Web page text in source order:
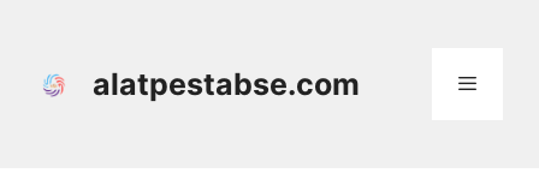
alatpestabse.com